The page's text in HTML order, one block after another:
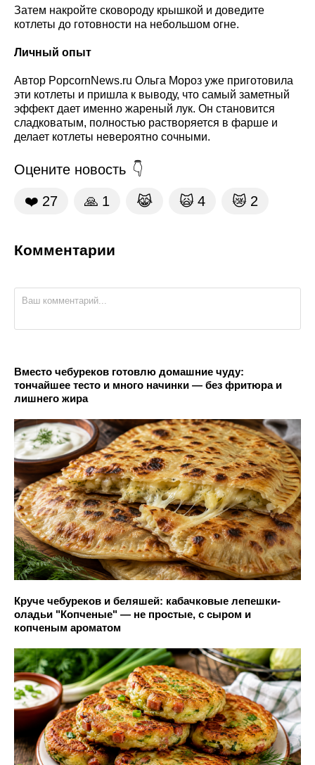
Затем накройте сковороду крышкой и доведите
котлеты до готовности на небольшом огне.
Личный опыт
Автор PopcornNews.ru Ольга Мороз уже приготовила
эти котлеты и пришла к выводу, что самый заметный
эффект дает именно жареный лук. Он становится
сладковатым, полностью растворяется в фарше и
делает котлеты невероятно сочными.
Оцените новость
❤️ 27 🙏 1 😹 🙀 4 😿 2
Комментарии
Вместо чебуреков готовлю домашние чуду:
тончайшее тесто и много начинки — без фритюра и
лишнего жира
Круче чебуреков и беляшей: кабачковые лепешки-
оладьи "Копченые" — не простые, с сыром и
копченым ароматом